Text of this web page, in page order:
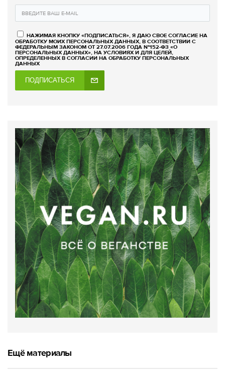
НАЖИМАЯ КНОПКУ «ПОДПИСАТЬСЯ», Я ДАЮ СВОЕ СОГЛАСИЕ НА
ОБРАБОТКУ МОИХ ПЕРСОНАЛЬНЫХ ДАННЫХ, В СООТВЕТСТВИИ С
ФЕДЕРАЛЬНЫМ ЗАКОНОМ ОТ 27.07.2006 ГОДА №152-ФЗ «О
ПЕРСОНАЛЬНЫХ ДАННЫХ», НА УСЛОВИЯХ И ДЛЯ ЦЕЛЕЙ,
ОПРЕДЕЛЕННЫХ В СОГЛАСИИ НА ОБРАБОТКУ ПЕРСОНАЛЬНЫХ
ДАННЫХ
ПОДПИСАТЬСЯ
Ещё материалы